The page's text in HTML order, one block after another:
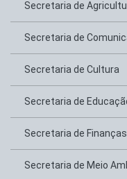
Secretaria de
Secretaria de
Secretaria de Cultura
Secretaria de
Secretaria de Finanças
Secretaria de Meio